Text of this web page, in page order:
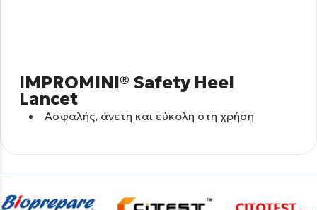
IMPROMINI® Safety Heel
Lancet
Aσφαλής, άνετη και εύκολη στη χρήση